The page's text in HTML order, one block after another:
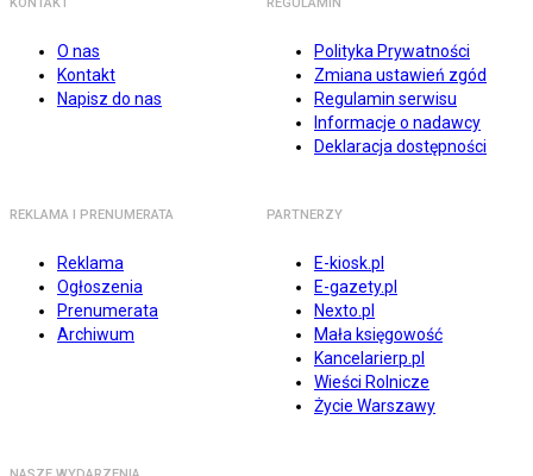
O nas
Kontakt
Napisz do nas
Polityka Prywatności
Zmiana ustawień zgód
Regulamin serwisu
Informacje o nadawcy
Deklaracja dostępności
REKLAMA I PRENUMERATA
Reklama
Ogłoszenia
Prenumerata
Archiwum
PARTNERZY
E-kiosk.pl
E-gazety.pl
Nexto.pl
Mała księgowość
Kancelarierp.pl
Wieści Rolnicze
Życie Warszawy